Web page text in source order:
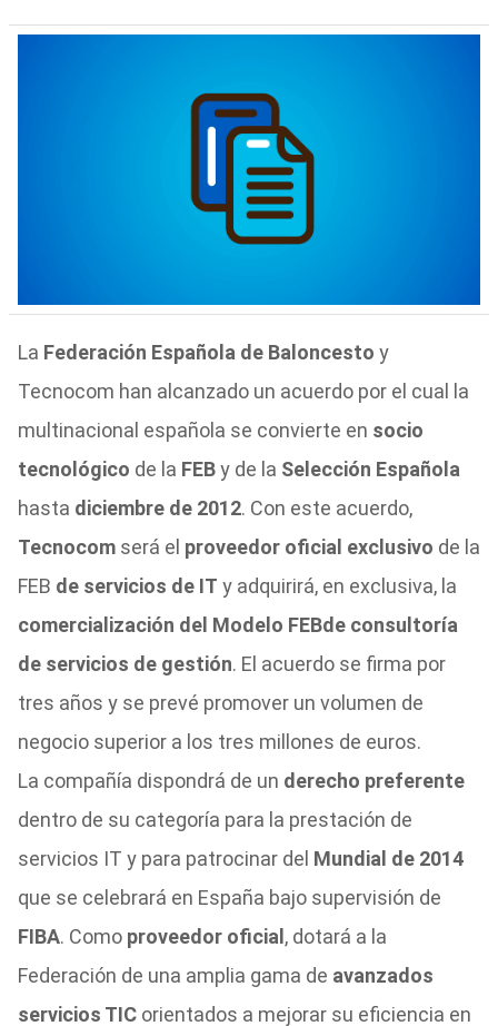
La Federación Española de Baloncesto y
Tecnocom han alcanzado un acuerdo por el cual la
multinacional española se convierte en socio
tecnológico de la FEBy de la Selección Española
hasta diciembre de 2012. Con este acuerdo,
Tecnocomserá el proveedor oficial exclusivo de la
FEB de servicios de IT y adquirirá, en exclusiva, la
comercialización del Modelo FEBde consultoría
de servicios de gestión. El acuerdo se firma por
tres años y se prevé promover un volumen de
negocio superior a los tres millones de euros.
La compañía dispondrá de un derecho preferente
dentro de su categoría para la prestación de
servicios IT y para patrocinar del Mundial de 2014
que se celebrará en España bajo supervisión de
FIBA. Como proveedor oficial , dotará a la
Federación de una amplia gama de avanzados
servicios TICorientados a mejorar su eficiencia en